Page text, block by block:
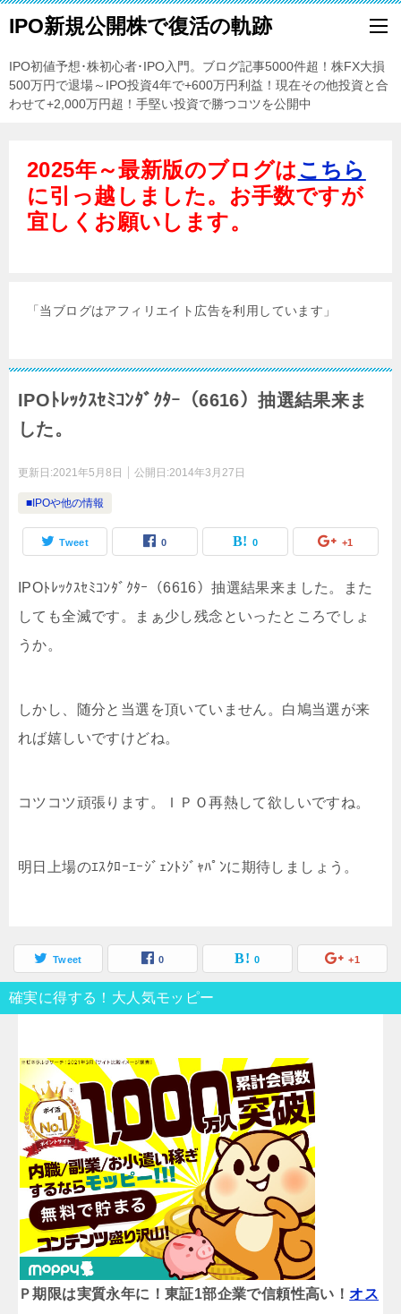
IPO新規公開株で復活の軌跡
IPO初値予想･株初心者･IPO入門。ブログ記事5000件超！株FX大損
500万円で退場～IPO投資4年で+600万円利益！現在その他投資と合
わせて+2,000万円超！手堅い投資で勝つコツを公開中
2025年～最新版のブログはこちら
に引っ越しました。お手数ですが
宜しくお願いします。
「当ブログはアフィリエイト広告を利用しています」
IPOﾄﾚｯｸｽｾﾐｺﾝﾀﾞｸﾀｰ（6616）抽選結果来ま
した。
更新日:2021年5月8日 公開日:2014年3月27日
■IPOや他の情報
Tweet 0 0 +1
IPOﾄﾚｯｸｽｾﾐｺﾝﾀﾞｸﾀｰ（6616）抽選結果来ました。また
しても全滅です。まぁ少し残念といったところでしょ
うか。
しかし、随分と当選を頂いていません。白鳩当選が来
れば嬉しいですけどね。
コツコツ頑張ります。ＩＰＯ再熱して欲しいですね。
明日上場のｴｽｸﾛｰｴｰｼﾞｪﾝﾄｼﾞｬﾊﾟﾝに期待しましょう。
Tweet 0 0 +1
確実に得する！大人気モッピー
Ｐ期限は実質永年に！東証1部企業で信頼性高い！オス